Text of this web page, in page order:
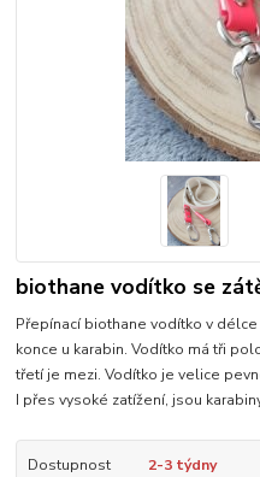
biothane vodítko se
Přepínací biothane vodítko v
konce u karabin. Vodítko má tři
třetí je mezi. Vodítko je velice
I přes vysoké zatížení, jsou
Dostupnost
2-3 týdny